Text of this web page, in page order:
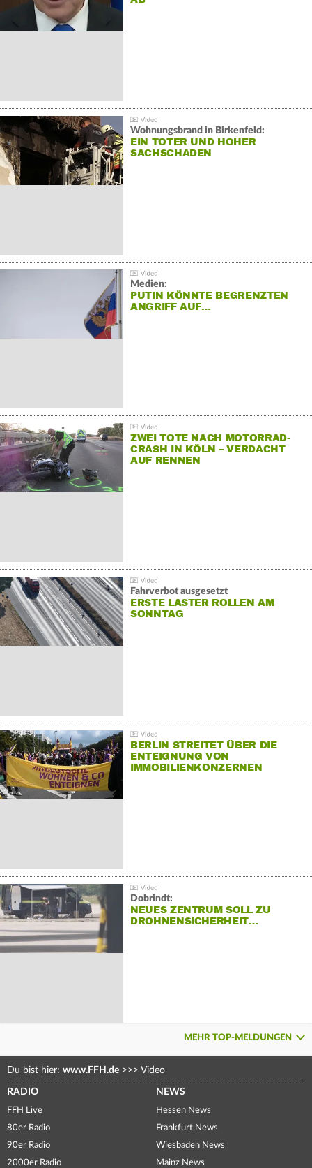
Wohnungsbrand in Birkenfeld:
EIN TOTER UND HOHER
SACHSCHADEN
Medien:
PUTIN KÖNNTE BEGRENZTEN
ANGRIFF AUF…
ZWEI TOTE NACH MOTORRAD-
CRASH IN KÖLN – VERDACHT
AUF RENNEN
Fahrverbot ausgesetzt
ERSTE LASTER ROLLEN AM
SONNTAG
BERLIN STREITET ÜBER DIE
ENTEIGNUNG VON
IMMOBILIENKONZERNEN
Dobrindt:
NEUES ZENTRUM SOLL ZU
DROHNENSICHERHEIT…
MEHR TOP-MELDUNGEN
Du bist hier: www.FFH.de >>> Video
RADIO
FFH Live
80er Radio
90er Radio
2000er Radio
NEWS
Hessen News
Frankfurt News
Wiesbaden News
Mainz News